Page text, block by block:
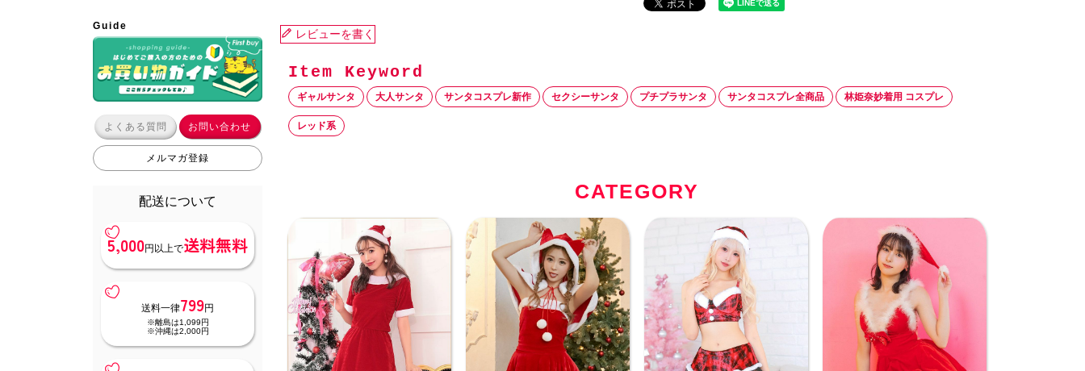
Guide
よくある質問 お問い合わせ
メルマガ登録
配送について
5,000円以上で送料無料
送料一律799円
※離島は1,099円
※沖縄は2,000円
レビューを書く
ギャルサンタ 大人サンタ サンタコスプレ新作 セクシーサンタ プチプラサンタ サンタコスプレ全商品 林姫奈妙着用 コスプレ
レッド系
CATEGORY